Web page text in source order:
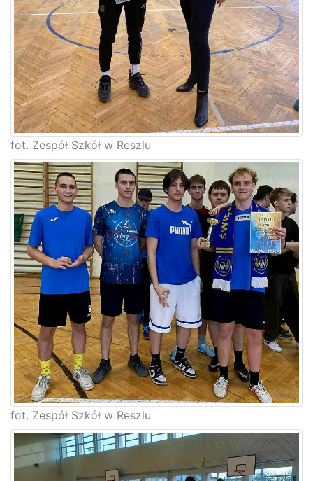
fot. Zespół Szkół w Reszlu
fot. Zespół Szkół w Reszlu